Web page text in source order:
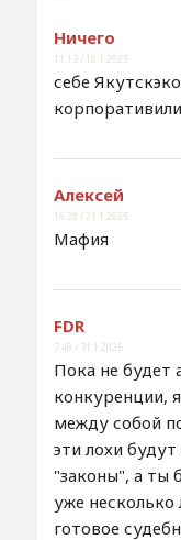
Ничего
11:13 / 18.1.2025
себе
Алексей
16:28 / 21.1.2025
Мафия
FDR
7:48 / 31.1.2025
Пока не будет
конкуренции,
между собой
эти лохи
"законы", а ты
уже
готовое